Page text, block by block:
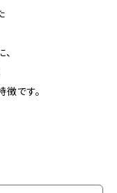
です。